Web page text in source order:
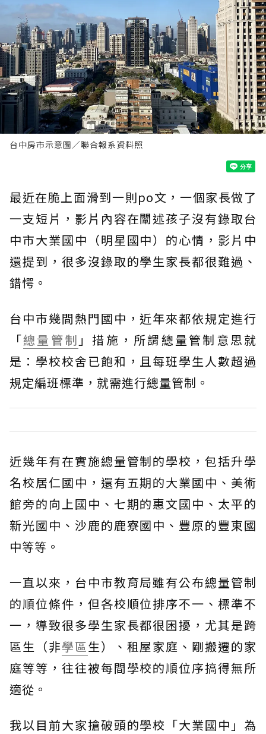
台中房市示意圖／聯合報系資料照
最近在脆上面滑到一則po文，一個家長做了
一支短片，影片內容在闡述孩子沒有錄取台
中市大業國中（明星國中）的心情，影片中
還提到，很多沒錄取的學生家長都很難過、
錯愕。
台中市幾間熱門國中，近年來都依規定進行
「總量管制 」措施，所謂總量管制意思就
是：學校校舍已飽和，且每班學生人數超過
規定編班標準，就需進行總量管制。
近幾年有在實施總量管制的學校，包括升學
名校居仁國中，還有五期的大業國中、美術
館旁的向上國中、七期的惠文國中、太平的
新光國中、沙鹿的鹿寮國中、豐原的豐東國
中等等。
一直以來，台中市教育局雖有公布總量管制
的順位條件，但各校順位排序不一、標準不
一，導致很多學生家長都很困擾，尤其是跨
區生（非學區生）、租屋家庭、剛搬遷的家
庭等等，往往被每間學校的順位序搞得無所
適從。
我以目前大家搶破頭的學校「大業國中」為